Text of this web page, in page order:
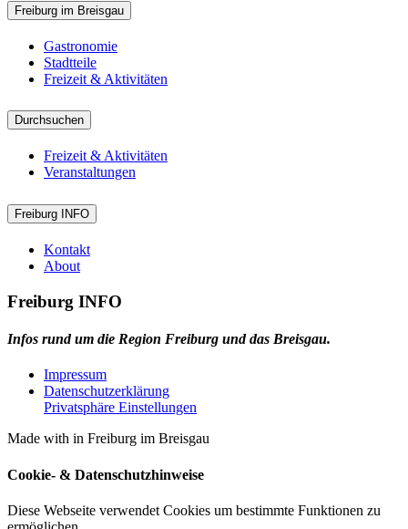
Freiburg im Breisgau
Gastronomie
Stadtteile
Freizeit & Aktivitäten
Durchsuchen
Freizeit & Aktivitäten
Veranstaltungen
Freiburg INFO
Kontakt
About
Freiburg INFO
Infos rund um die Region Freiburg und das Breisgau.
Impressum
Datenschutzerklärung
Privatsphäre Einstellungen
Made with in Freiburg im Breisgau
Cookie- & Datenschutzhinweise
Diese Webseite verwendet Cookies um bestimmte Funktionen zu